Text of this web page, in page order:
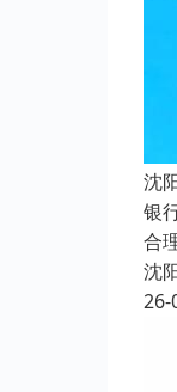
沈
银
合
沈
26-